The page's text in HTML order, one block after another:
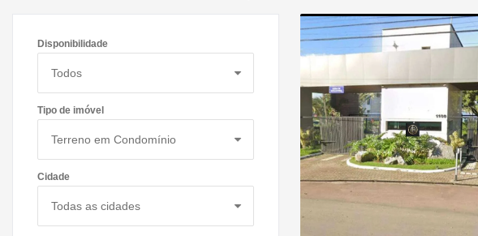
Disponibilidade
Tipo de imóvel
Cidade